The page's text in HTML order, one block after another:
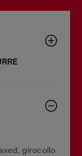
girocollo